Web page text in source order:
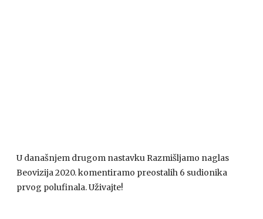
U današnjem drugom nastavku Razmišljamo naglas
Beovizija 2020. komentiramo preostalih 6 sudionika
prvog polufinala. Uživajte!